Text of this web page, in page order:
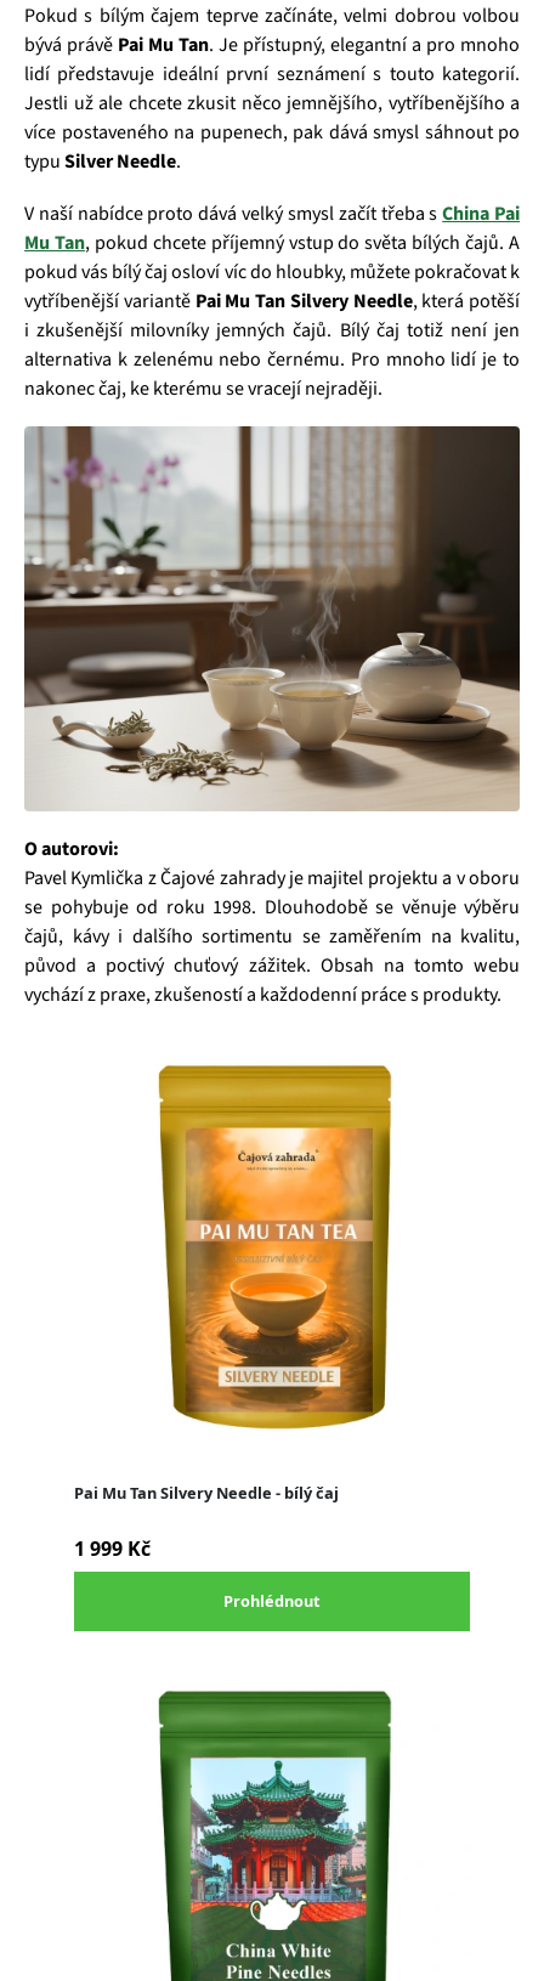
Pokud s bílým čajem teprve začínáte, velmi dobrou volbou
bývá právě Pai Mu Tan. Je přístupný, elegantní a pro mnoho
lidí představuje ideální první seznámení s touto kategorií.
Jestli už ale chcete zkusit něco jemnějšího, vytříbenějšího a
více postaveného na pupenech, pak dává smysl sáhnout po
typuSilver Needle.
V naší nabídce proto dává velký smysl začít třeba sChina Pai
Mu Tan, pokud chcete příjemný vstup do světa bílých čajů. A
pokud vás bílý čaj osloví víc do hloubky, můžete pokračovat k
vytříbenější variantě Pai Mu Tan Silvery Needle, která potěší
i zkušenější milovníky jemných čajů. Bílý čaj totiž není jen
alternativa k zelenému nebo černému. Pro mnoho lidí je to
nakonec čaj, ke kterému se vracejí nejraději.
O autorovi:
Pavel Kymlička z Čajové zahrady je majitel projektu a v oboru
se pohybuje od roku 1998. Dlouhodobě se věnuje výběru
čajů, kávy i dalšího sortimentu se zaměřením na kvalitu,
původ a poctivý chuťový zážitek. Obsah na tomto webu
vychází z praxe, zkušeností a každodenní práce s produkty.